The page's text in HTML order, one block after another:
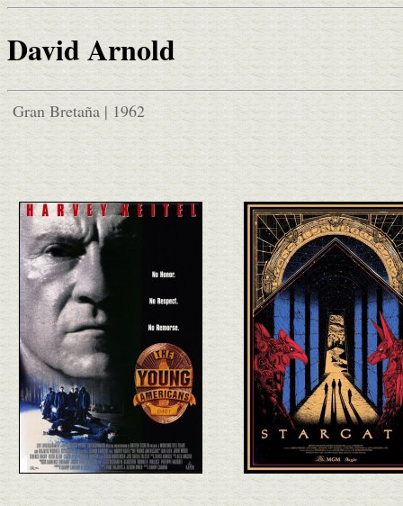
David Arnold
Gran Bretaña | 1962